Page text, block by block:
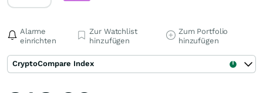
Alarme
einrichten
Zur Watchlist
hinzufügen
Zum Portfolio
hinzufügen
CryptoCompare Index